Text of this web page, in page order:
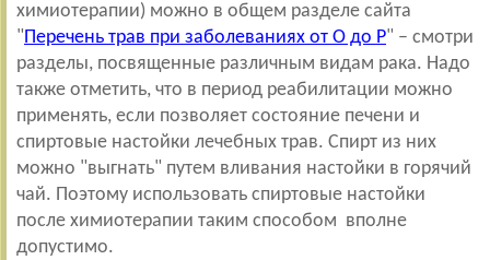
химиотерапии) можно в общем разделе сайта
"Перечень трав при заболеваниях от О до Р" – смотри
разделы, посвященные различным видам рака. Надо
также отметить, что в период реабилитации можно
применять, если позволяет состояние печени и
спиртовые настойки лечебных трав. Спирт из них
можно "выгнать" путем вливания настойки в горячий
чай. Поэтому использовать спиртовые настойки
после химиотерапии таким способом вполне
допустимо.